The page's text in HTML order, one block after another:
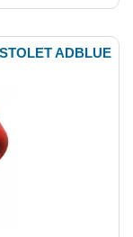
ADBLUE